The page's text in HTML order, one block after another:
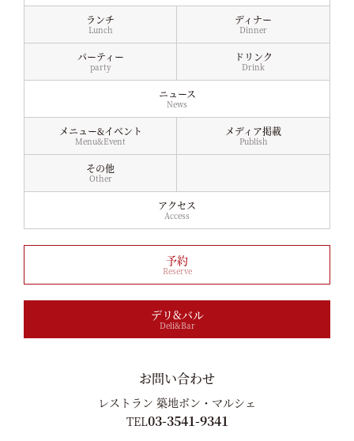
ランチ
Lunch
ディナー
Dinner
パーティー
party
ドリンク
Drink
ニュース
News
メニュー&イベント
Menu&Event
メディア掲載
Publish
その他
Other
アクセス
Access
予約
Reserve
デリ&バル
Deli&Bar
お問い合わせ
レストラン 築地ボン・マルシェ
TEL03-3541-9341